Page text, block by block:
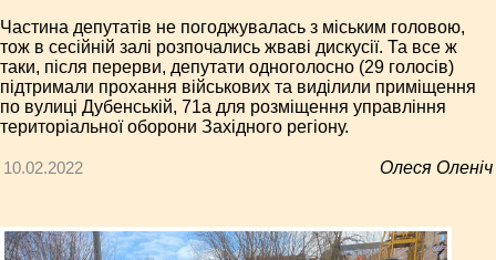
Частина депутатів не погоджувалась з міським головою,
тож в сесійній залі розпочались жваві дискусії. Та все ж
таки, після перерви, депутати одноголосно (29 голосів)
підтримали прохання військових та виділили приміщення
по вулиці Дубенській, 71а для розміщення управління
територіальної оборони Західного регіону.
10.02.2022 Олеся Оленіч